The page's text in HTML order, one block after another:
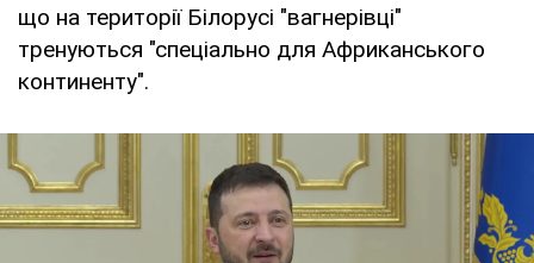
що на території Білорусі "вагнерівці"
тренуються "спеціально для Африканського
континенту".